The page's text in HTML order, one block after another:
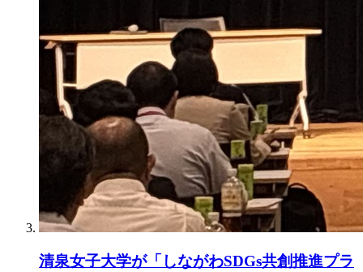
清泉女子大学が「しながわSDGs共創推進プラ